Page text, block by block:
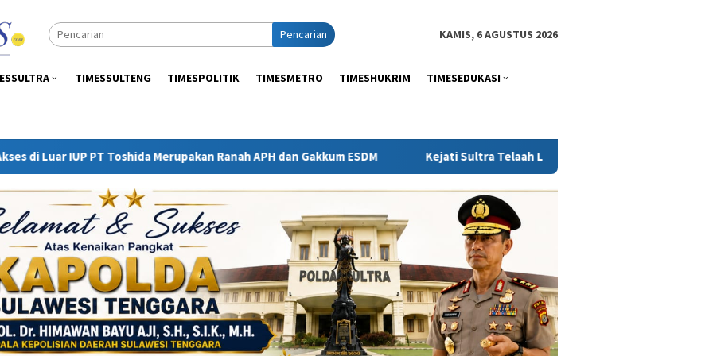
Pencarian KAMIS, 6 AGUSTUS 2026
TIMESSULTENG TIMESPOLITIK TIMESMETRO TIMESHUKRIM TIMESEDUKASI
Merupakan Ranah APH dan Gakkum ESDM Kejati Sultra Telaah Laporan KPH Terkait Kontrak PT Antam dan PT SJS